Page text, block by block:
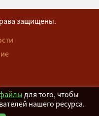
защищены.
для того, чтобы
нашего ресурса.